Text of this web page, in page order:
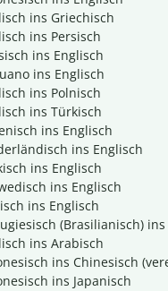
ins Griechisch
ins Persisch
ins Englisch
ins Englisch
ins Polnisch
ins Türkisch
ins Englisch
ins Englisch
ins Englisch
ins Englisch
ins Englisch
(Brasilianisch)
ins Arabisch
ins Chinesisch
ins Japanisch